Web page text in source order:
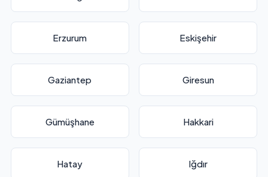
Erzurum Eskişehir
Gaziantep Giresun
Gümüşhane Hakkari
Hatay Iğdır